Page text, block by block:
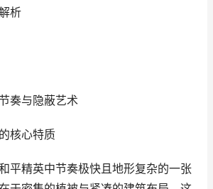
析
奏与隐蔽艺术
核心特质
平精英中节奏极快且地形复杂的一张